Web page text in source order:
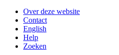
Over deze website
Contact
English
Help
Zoeken